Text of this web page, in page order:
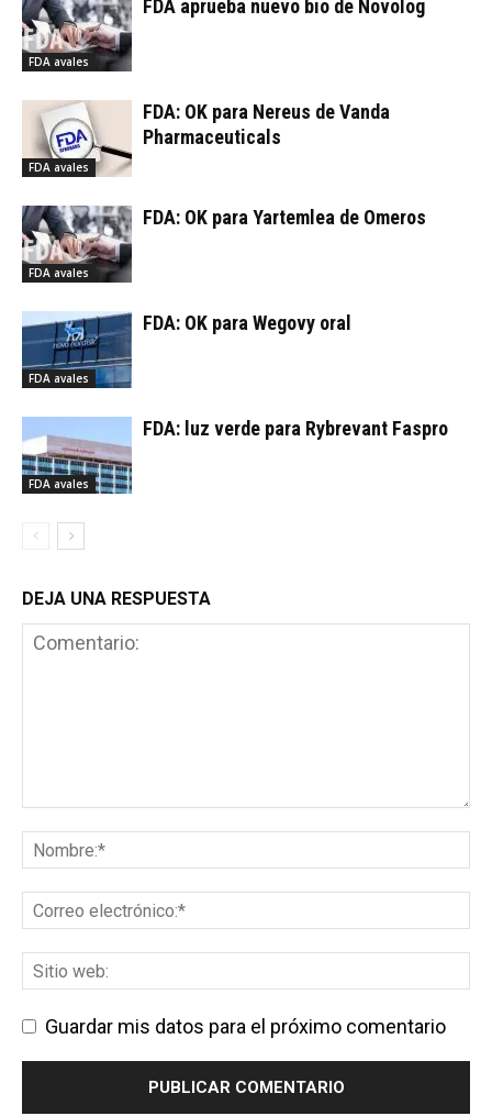
FDA avales
FDA aprueba nuevo bio de Novolog
FDA avales
FDA: OK para Nereus de Vanda
Pharmaceuticals
FDA avales
FDA: OK para Yartemlea de Omeros
FDA avales
FDA: OK para Wegovy oral
FDA avales
FDA: luz verde para Rybrevant Faspro
DEJA UNA RESPUESTA
Guardar mis datos para el próximo comentario